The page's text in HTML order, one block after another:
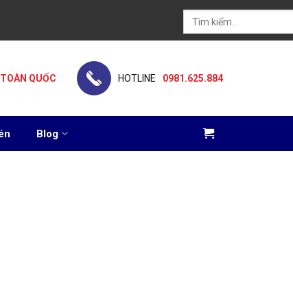
Tìm
kiếm:
TOÀN QUỐC HOTLINE 0981.625.884
Blog